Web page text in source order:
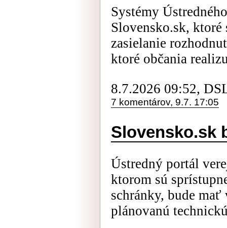
Systémy
Slovensko.sk,
zasielanie
ktoré občania
8.7.2026 09:52,
7 komentárov, 9.7. 17:05
Slovensko.sk
Ústredný portál
ktorom sú
schránky, bude mať
plánovanú